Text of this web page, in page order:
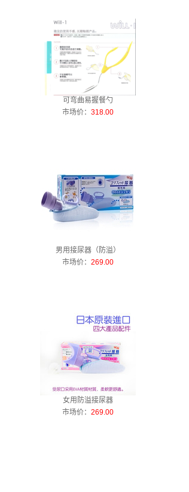
可弯曲易握餐勺
市场价：318.00
男用接尿器（防溢）
市场价：269.00
女用防溢接尿器
市场价：269.00